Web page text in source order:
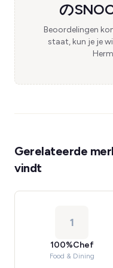
の
Beoordelingen
staat, kun je je
Gerelateerde
vindt
1
100%Chef
Food & Dining